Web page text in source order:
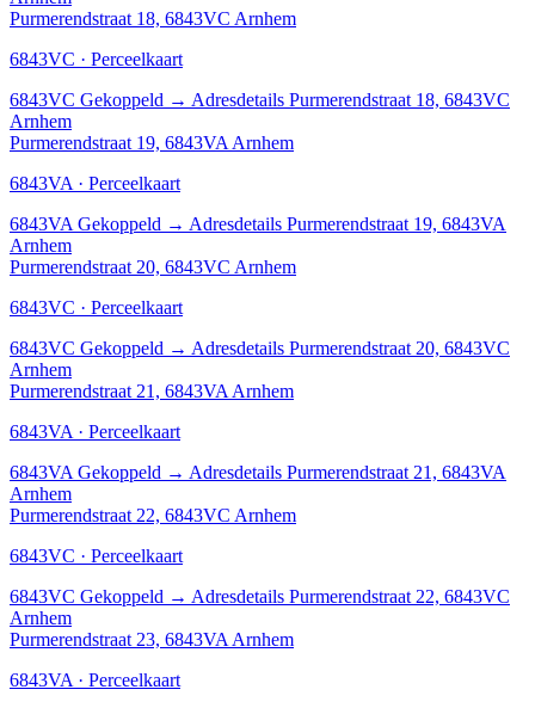
Purmerendstraat 18, 6843VC Arnhem
6843VC · Perceelkaart
6843VC Gekoppeld → Adresdetails Purmerendstraat 18, 6843VC
Arnhem
Purmerendstraat 19, 6843VA Arnhem
6843VA · Perceelkaart
6843VA Gekoppeld → Adresdetails Purmerendstraat 19, 6843VA
Arnhem
Purmerendstraat 20, 6843VC Arnhem
6843VC · Perceelkaart
6843VC Gekoppeld → Adresdetails Purmerendstraat 20, 6843VC
Arnhem
Purmerendstraat 21, 6843VA Arnhem
6843VA · Perceelkaart
6843VA Gekoppeld → Adresdetails Purmerendstraat 21, 6843VA
Arnhem
Purmerendstraat 22, 6843VC Arnhem
6843VC · Perceelkaart
6843VC Gekoppeld → Adresdetails Purmerendstraat 22, 6843VC
Arnhem
Purmerendstraat 23, 6843VA Arnhem
6843VA · Perceelkaart